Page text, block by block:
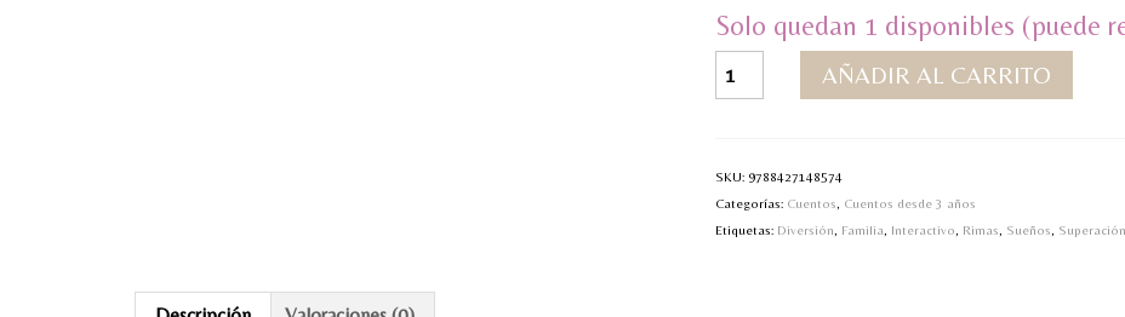
Solo quedan 1 disponibles (puede
se
AÑADIR AL CARRITO
SKU: 9788427148574
Categorías: Cuentos
Cuentos desde 3 años
Etiquetas: Diversión Familia Interactivo Rimas Sueños Superación